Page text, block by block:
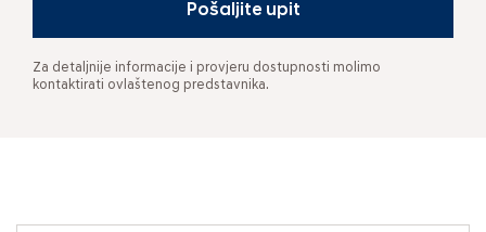
Pošaljite upit
Za detaljnije informacije i provjeru dostupnosti molimo
kontaktirati ovlaštenog predstavnika.